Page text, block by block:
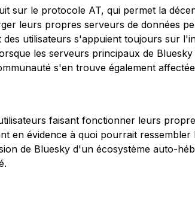
sur le protocole AT, qui permet la
leurs propres serveurs de données
utilisateurs s'appuient toujours sur
les serveurs principaux de
s'en trouve également
faisant fonctionner leurs
en évidence à quoi pourrait ressembler
de Bluesky d'un écosystème auto-